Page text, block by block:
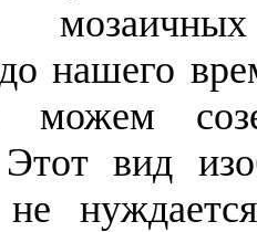
нашего
можем
вид